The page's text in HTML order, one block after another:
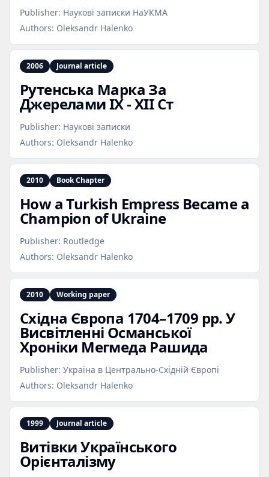
Publisher: Наукові записки НаУКМА
Authors: Oleksandr Halenko
2006 Journal article
Рутенська Марка За
Джерелами IX - XII Ст
Publisher: Наукові записки
Authors: Oleksandr Halenko
2010 Book Chapter
How a Turkish Empress Became a
Champion of Ukraine
Publisher: Routledge
Authors: Oleksandr Halenko
2010 Working paper
Східна Європа 1704–1709 рр. У
Висвітленні Османської
Хроніки Мегмеда Рашида
Publisher: Україна в Центрально-Східній Європі
Authors: Oleksandr Halenko
1999 Journal article
Витівки Українського
Орієнталізму